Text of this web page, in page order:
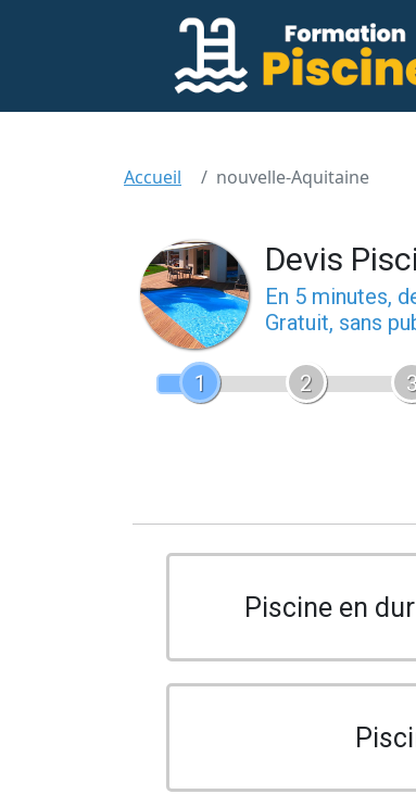
Accueil nouvelle-Aquitaine
Devis
En 5 minutes,
Gratuit, sans
1 2
Piscine en